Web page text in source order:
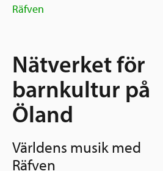
Projekt
Karta
Berättelser
Våra stöd
Sverige och övriga världen
Grannskapsinitiativet
Utlysningar
Samhällsentreprenörskap
Sök stöd
Ansök
Räfven
Nätverket för
barnkultur på
Öland
Världens musik med
Räfven